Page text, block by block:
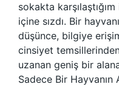
sokakta
içine sızdı. Bir
düşünce, bilgiye
cinsiyet
uzanan geniş bir
Sadece Bir